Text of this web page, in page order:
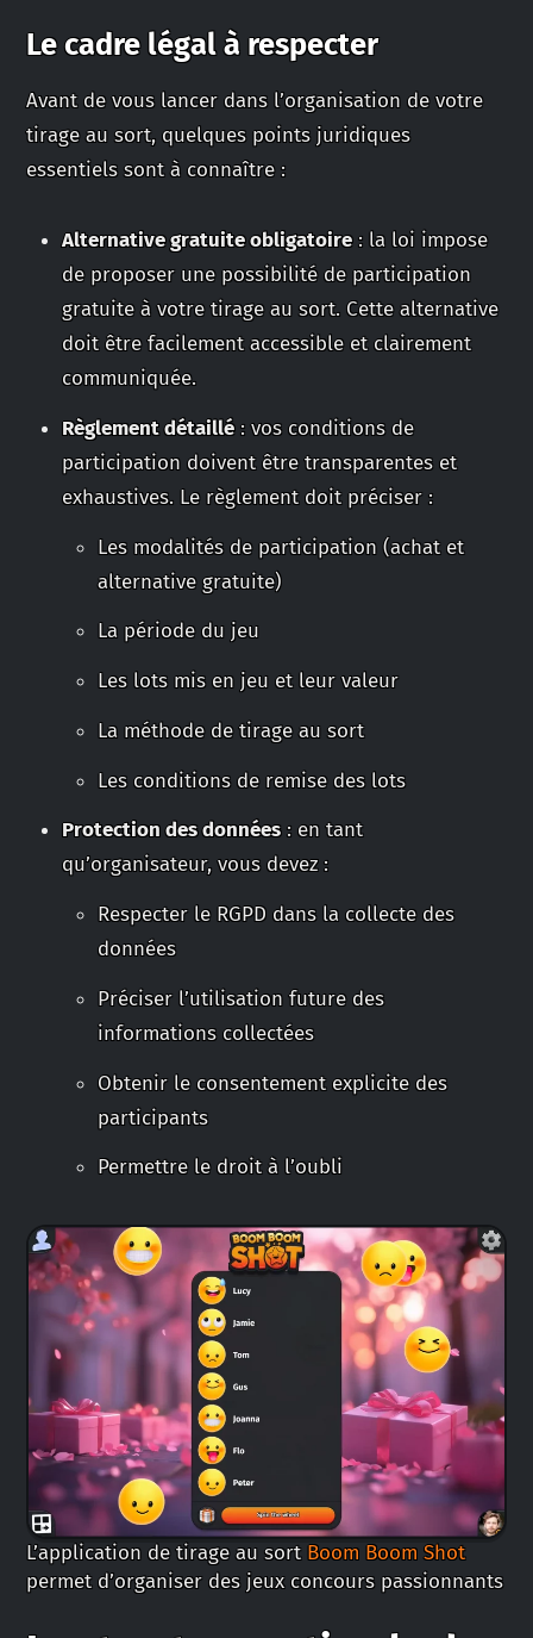
Le cadre légal à respecter
Avant de vous lancer dans l’organisation de votre
tirage au sort, quelques points juridiques
essentiels sont à connaître :
Alternative gratuite obligatoire: la loi impose
de proposer une possibilité de participation
gratuite à votre tirage au sort. Cette alternative
doit être facilement accessible et clairement
communiquée.
Règlement détaillé: vos conditions de
participation doivent être transparentes et
exhaustives. Le règlement doit préciser :
Les modalités de participation (achat et
alternative gratuite)
La période du jeu
Les lots mis en jeu et leur valeur
La méthode de tirage au sort
Les conditions de remise des lots
Protection des données: en tant
qu’organisateur, vous devez :
Respecter le RGPD dans la collecte des
données
Préciser l’utilisation future des
informations collectées
Obtenir le consentement explicite des
participants
Permettre le droit à l’oubli
L’application de tirage au sort Boom Boom Shot
permet d’organiser des jeux concours passionnants